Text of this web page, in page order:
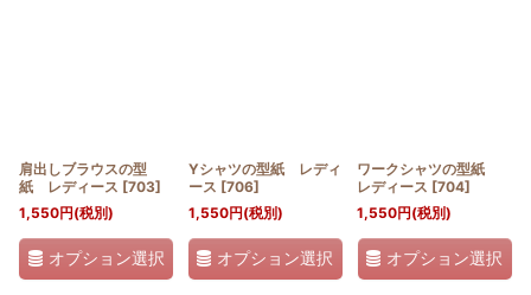
肩出しブラウスの型
紙 レディース [703]
1,550円(税別)
オプション選択
Yシャツの型紙 レディ
ース [706]
1,550円(税別)
オプション選択
ワークシャツの型紙
レディース [704]
1,550円(税別)
オプション選択